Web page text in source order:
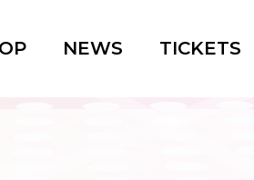
NEWS TICKETS